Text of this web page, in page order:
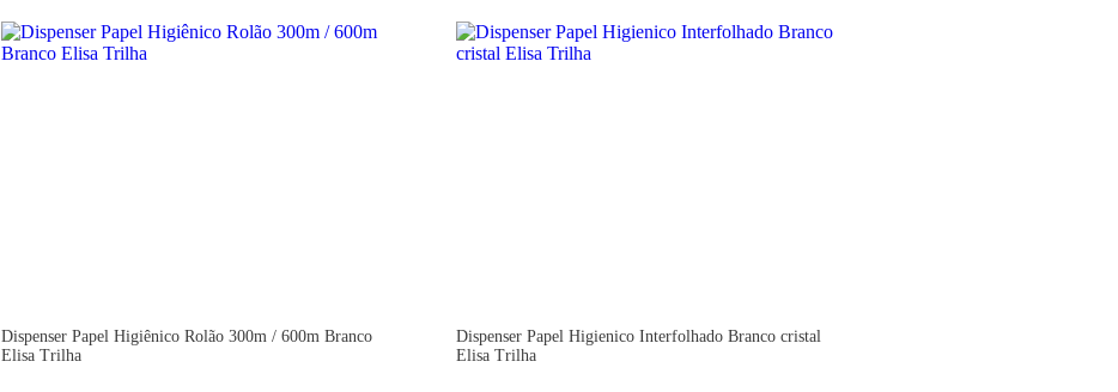
Dispenser Papel Higiênico Rolão 300m / 600m Branco
Elisa Trilha
Dispenser Papel Higienico Interfolhado Branco cristal
Elisa Trilha